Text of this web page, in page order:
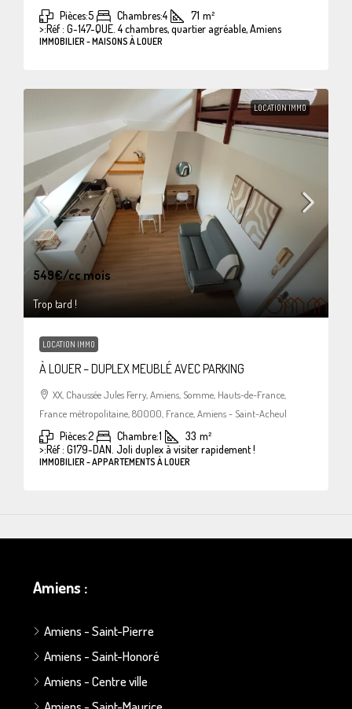
Pièces:5 Chambres:4 71 m²
>:Réf : G-147-QUE. 4 chambres, quartier agréable, Amiens
IMMOBILIER - MAISONS À LOUER
LOCATION IMMO
549€/cc mois
Trop tard !
LOCATION IMMO
À LOUER – DUPLEX MEUBLÉ AVEC PARKING
XX, Chaussée Jules Ferry, Amiens, Somme, Hauts-de-France,
France métropolitaine, 80000, France, Amiens - Saint-Acheul
Pièces:2 Chambre:1 33 m²
>:Réf : G179-DAN. Joli duplex à visiter rapidement !
IMMOBILIER - APPARTEMENTS À LOUER
Amiens :
Amiens - Saint-Pierre
Amiens - Saint-Honoré
Amiens - Centre ville